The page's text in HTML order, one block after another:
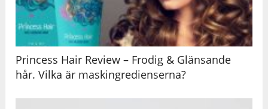
Princess Hair Review – Frodig & Glänsande
hår. Vilka är maskingredienserna?